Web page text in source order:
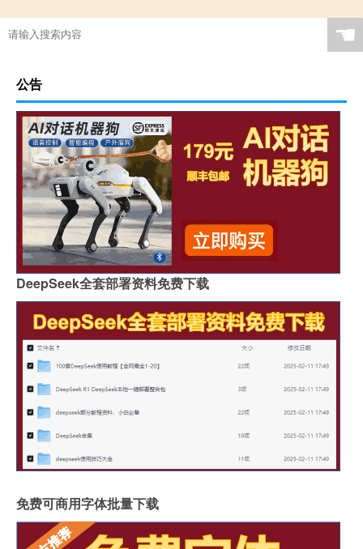
☚
公告
DeepSeek全套部署资料免费下载
免费可商用字体批量下载